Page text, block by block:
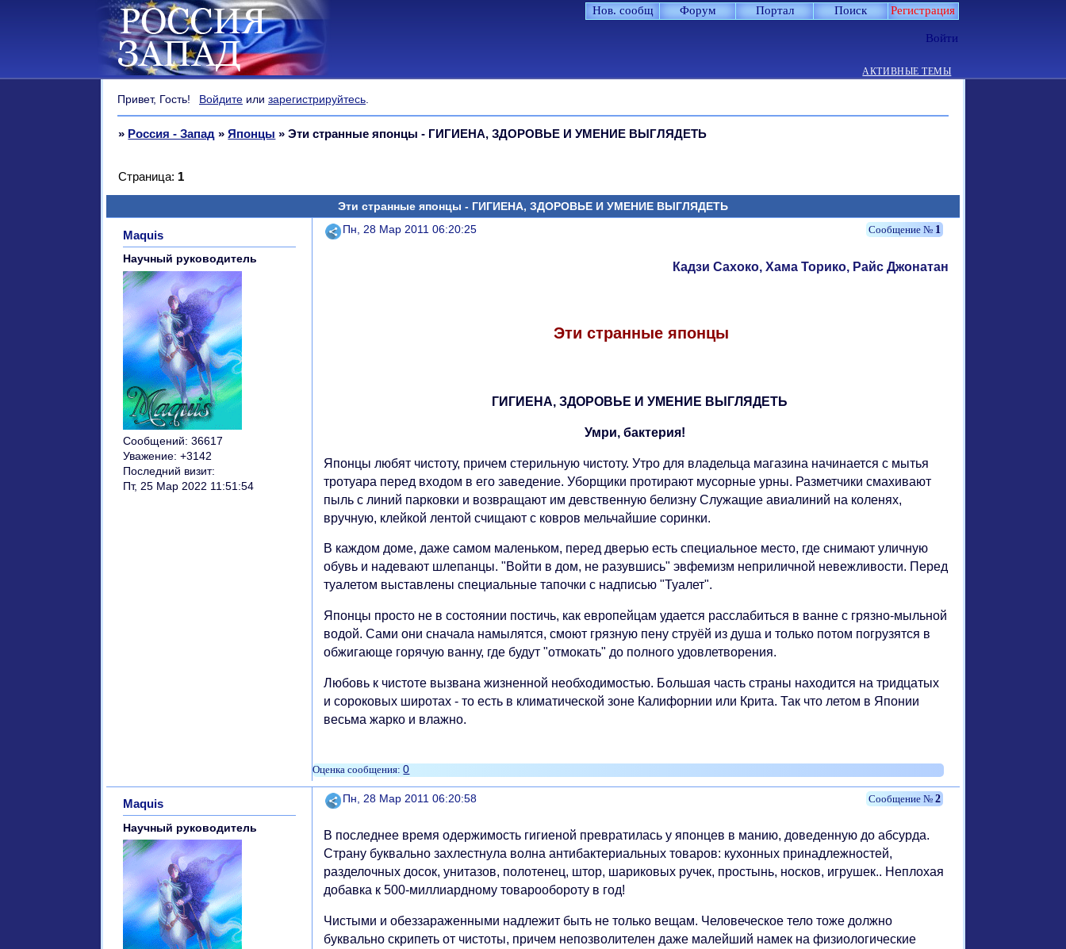
Нов. сообщ Форум Портал Поиск Регистрация
Войти
АКТИВНЫЕ ТЕМЫ
Привет, Гость! Войдите илизарегистрируйтесь.
» Россия - Запад »Японцы »Эти странные японцы - ГИГИЕНА, ЗДОРОВЬЕ И УМЕНИЕ ВЫГЛЯДЕТЬ
Эти странные японцы - ГИГИЕНА, ЗДОРОВЬЕ И УМЕНИЕ ВЫГЛЯДЕТЬ
Страница: 1
Поделиться 1
Пн, 28 Мар 2011 06:20:25
Maquis
Научный руководитель
Сообщений: 36617
Уважение: +3142
Последний визит:
Пт, 25 Мар 2022 11:51:54
Кадзи Сахоко, Хама Торико, Райс Джонатан
Эти странные японцы
ГИГИЕНА, ЗДОРОВЬЕ И УМЕНИЕ ВЫГЛЯДЕТЬ
Умри, бактерия!
Японцы любят чистоту, причем стерильную чистоту. Утро для владельца магазина начинается с мытья
тротуара перед входом в его заведение. Уборщики протирают мусорные урны. Разметчики смахивают
пыль с линий парковки и возвращают им девственную белизну Служащие авиалиний на коленях,
вручную, клейкой лентой счищают с ковров мельчайшие соринки.
В каждом доме, даже самом маленьком, перед дверью есть специальное место, где снимают уличную
обувь и надевают шлепанцы. "Войти в дом, не разувшись" эвфемизм неприличной невежливости. Перед
туалетом выставлены специальные тапочки с надписью "Туалет".
Японцы просто не в состоянии постичь, как европейцам удается расслабиться в ванне с грязно-мыльной
водой. Сами они сначала намылятся, смоют грязную пену струёй из душа и только потом погрузятся в
обжигающе горячую ванну, где будут "отмокать" до полного удовлетворения.
Любовь к чистоте вызвана жизненной необходимостью. Большая часть страны находится на тридцатых
и сороковых широтах - то есть в климатической зоне Калифорнии или Крита. Так что летом в Японии
весьма жарко и влажно.
0
Поделиться 2
Пн, 28 Мар 2011 06:20:58
Maquis
Научный руководитель
В последнее время одержимость гигиеной превратилась у японцев в манию, доведенную до абсурда.
Страну буквально захлестнула волна антибактериальных товаров: кухонных принадлежностей,
разделочных досок, унитазов, полотенец, штор, шариковых ручек, простынь, носков, игрушек.. Неплохая
добавка к 500-миллиардному товарообороту в год!
Чистыми и обеззараженными надлежит быть не только вещам. Человеческое тело тоже должно
буквально скрипеть от чистоты, причем непозволителен даже малейший намек на физиологические